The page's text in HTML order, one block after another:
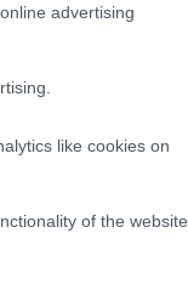
advertising
like cookies on
of the website
την